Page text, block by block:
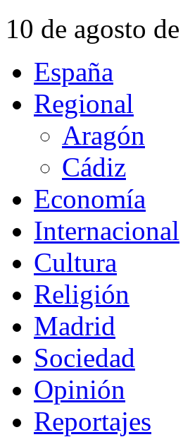
10 de agosto
España
Regional
Aragón
Cádiz
Economía
Internacional
Cultura
Religión
Madrid
Sociedad
Opinión
Reportajes